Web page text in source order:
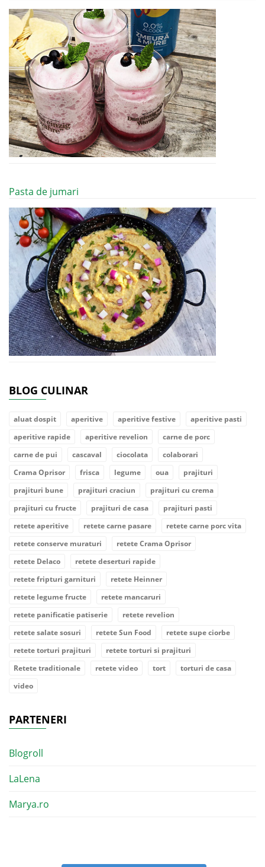
Pasta de jumari
BLOG CULINAR
aluat dospit aperitive aperitive festive
aperitive pasti
aperitive rapide
aperitive revelion
carne de porc
carne de pui
cascaval ciocolata
colaborari
Crama Oprisor
frisca legume oua
prajituri
prajituri bune
prajituri craciun
prajituri cu crema
prajituri cu fructe
prajituri de casa
prajituri pasti
retete aperitive
retete carne pasare
retete carne porc vita
retete conserve muraturi
retete Crama Oprisor
retete Delaco
retete deserturi rapide
retete fripturi garnituri
retete Heinner
retete legume fructe
retete mancaruri
retete panificatie patiserie
retete revelion
retete salate sosuri
retete Sun Food
retete supe ciorbe
retete torturi prajituri
retete torturi si prajituri
Retete traditionale
retete video tort
torturi de casa
video
PARTENERI
Blogroll
LaLena
Marya.ro